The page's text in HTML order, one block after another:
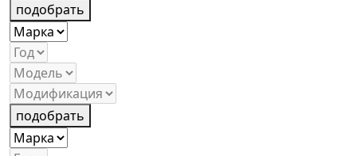
подобрать
подобрать